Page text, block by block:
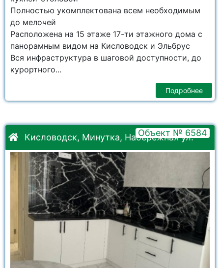
Полностью укомплектована всем необходимым
до мелочей
Расположена на 15 этаже 17-ти этажного дома с
панорамным видом на Кисловодск и Эльбрус
Вся инфраструктура в шаговой доступности, до
курортного...
Подробнее
Кисловодск, Минутка, Набережная ул.
Объект № 6584